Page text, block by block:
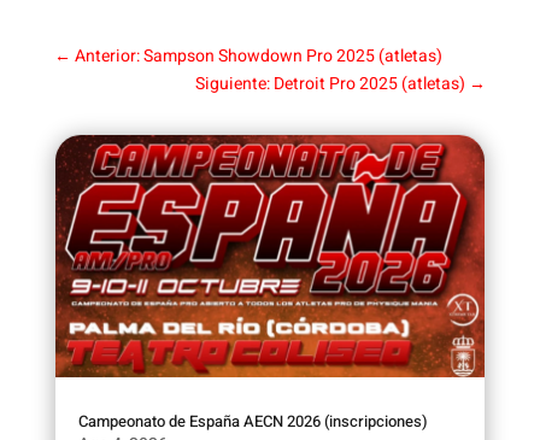
← Anterior: Sampson Showdown Pro 2025 (atletas)
Siguiente: Detroit Pro 2025 (atletas) →
Campeonato de España AECN 2026 (inscripciones)